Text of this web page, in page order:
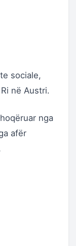
sociale,
në Austri.
nga
afër